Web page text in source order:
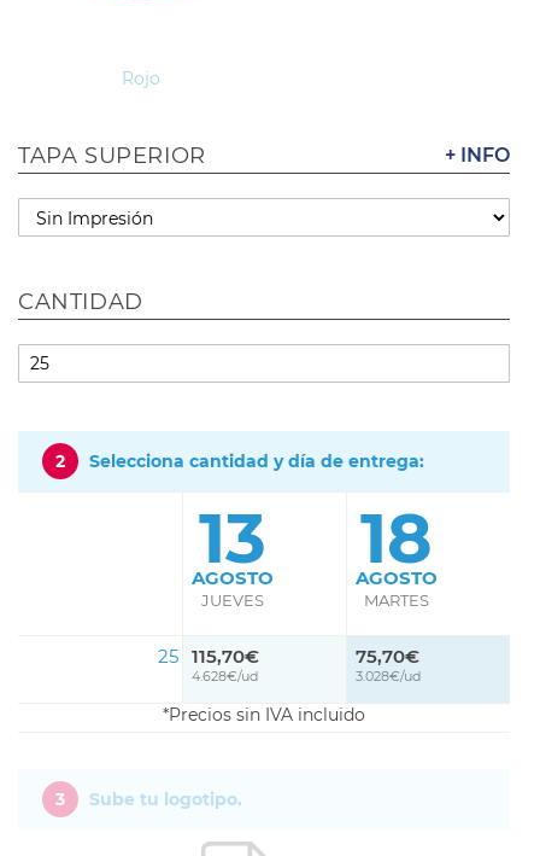
Rojo
+ INFO
TAPA SUPERIOR
CANTIDAD
2 Selecciona cantidad y día de entrega:
13
AGOSTO
JUEVES
18
AGOSTO
MARTES
25 115,70€
4.628€/ud
75,70€
3.028€/ud
Precios sin IVA incluido
3 Sube tu logotipo.